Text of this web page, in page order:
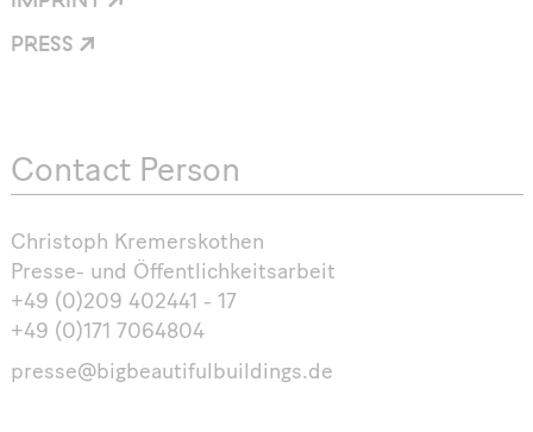
PRESS
Contact Person
Christoph Kremerskothen
Presse- und Öffentlichkeitsarbeit
+49 (0)209 402441 - 17
+49 (0)171 7064804
presse@bigbeautifulbuildings.de